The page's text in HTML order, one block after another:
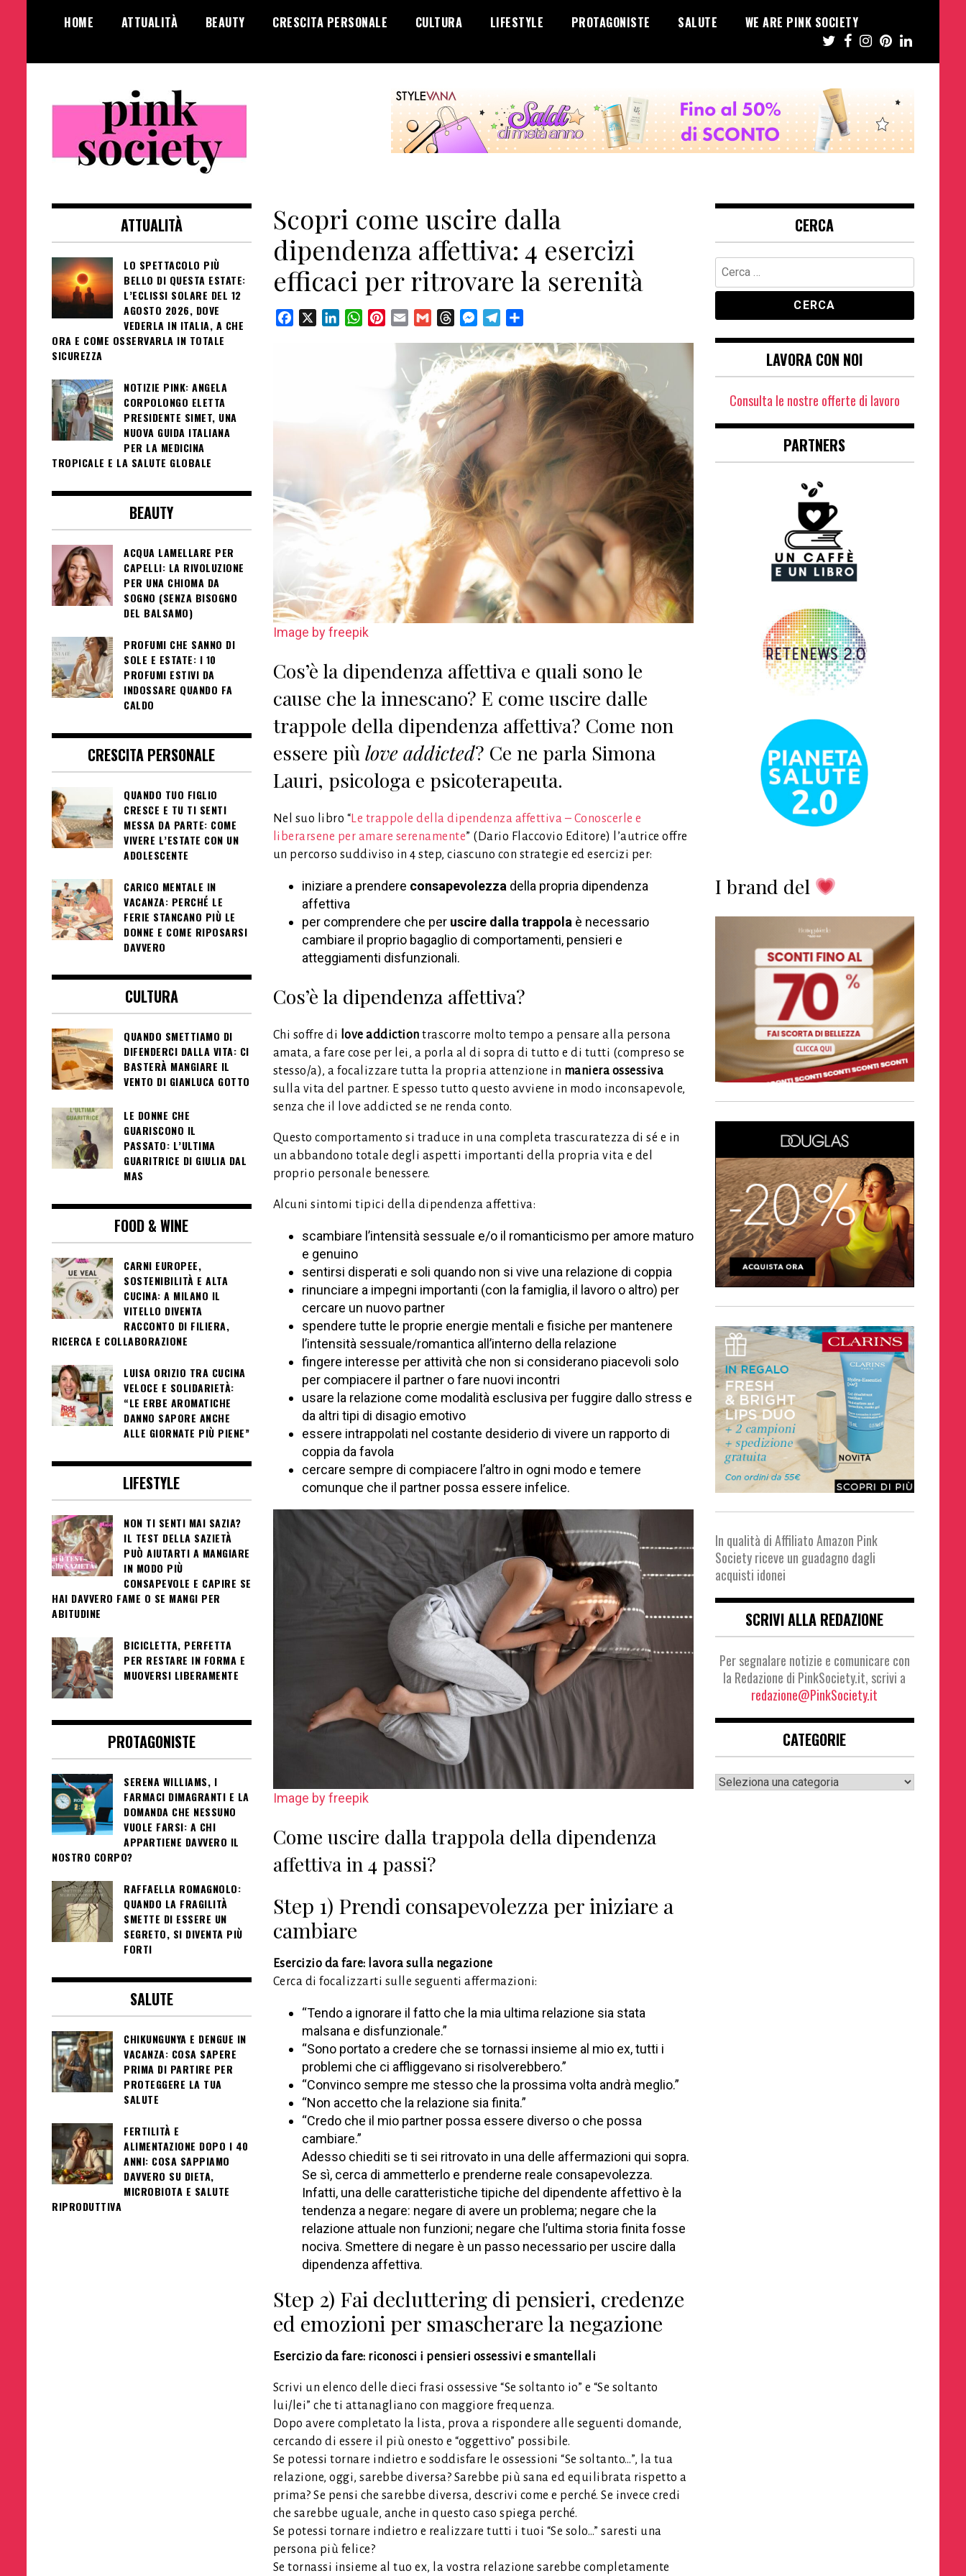
HOME ATTUALITÀ BEAUTY CRESCITA PERSONALE CULTURA LIFESTYLE PROTAGONISTE SALUTE WE ARE PINK SOCIETY
Pink Society
femminile
Scopri come uscire dalla
dipendenza affettiva: 4 esercizi
efficaci per ritrovare la serenità
Facebook LinkedInWhatsAppPinterest
Email Gmail ThreadsMessenger
Telegram
Image by freepik
Cos’è la dipendenza affettiva e quali sono le
cause che la innescano? E come uscire dalle
trappole della dipendenza affettiva? Come non
essere piùlove addicted? Ce ne parla Simona
Lauri, psicologa e psicoterapeuta.
Nel suo libro “Le trappole della dipendenza affettiva – Conoscerle e
liberarsene per amare serenamente” (Dario Flaccovio Editore) l’autrice offre
un percorso suddiviso in 4 step, ciascuno con strategie ed esercizi per:
iniziare a prendere consapevolezza della propria dipendenza
affettiva
per comprendere che per uscire dalla trappola è necessario
cambiare il proprio bagaglio di comportamenti, pensieri e
atteggiamenti disfunzionali.
Cos’è la dipendenza affettiva?
Chi soffre di love addiction trascorre molto tempo a pensare alla persona
amata, a fare cose per lei, a porla al di sopra di tutto e di tutti (compreso se
stesso/a), a focalizzare tutta la propria attenzione in maniera ossessiva
sulla vita del partner. E spesso tutto questo avviene in modo inconsapevole,
senza che il love addicted se ne renda conto.
Questo comportamento si traduce in una completa trascuratezza di sé e in
un abbandono totale degli aspetti importanti della propria vita e del
proprio personale benessere.
Alcuni sintomi tipici della dipendenza affettiva:
scambiare l’intensità sessuale e/o il romanticismo per amore maturo
e genuino
sentirsi disperati e soli quando non si vive una relazione di coppia
rinunciare a impegni importanti (con la famiglia, il lavoro o altro) per
cercare un nuovo partner
spendere tutte le proprie energie mentali e fisiche per mantenere
l’intensità sessuale/romantica all’interno della relazione
fingere interesse per attività che non si considerano piacevoli solo
per compiacere il partner o fare nuovi incontri
usare la relazione come modalità esclusiva per fuggire dallo stress e
da altri tipi di disagio emotivo
essere intrappolati nel costante desiderio di vivere un rapporto di
coppia da favola
cercare sempre di compiacere l’altro in ogni modo e temere
comunque che il partner possa essere infelice.
Image by freepik
Come uscire dalla trappola della dipendenza
affettiva in 4 passi?
Step 1) Prendi consapevolezza per iniziare a
cambiare
Esercizio da fare: lavora sulla negazione
Cerca di focalizzarti sulle seguenti affermazioni:
“Tendo a ignorare il fatto che la mia ultima relazione sia stata
malsana e disfunzionale.”
“Sono portato a credere che se tornassi insieme al mio ex, tutti i
problemi che ci affliggevano si risolverebbero.”
“Convinco sempre me stesso che la prossima volta andrà meglio.”
“Non accetto che la relazione sia finita.”
“Credo che il mio partner possa essere diverso o che possa
cambiare.”
Adesso chiediti se ti sei ritrovato in una delle affermazioni qui sopra.
Se sì, cerca di ammetterlo e prenderne reale consapevolezza.
Infatti, una delle caratteristiche tipiche del dipendente affettivo è la
tendenza a negare: negare di avere un problema; negare che la
relazione attuale non funzioni; negare che l’ultima storia finita fosse
nociva. Smettere di negare è un passo necessario per uscire dalla
dipendenza affettiva.
Step 2) Fai decluttering di pensieri, credenze
ed emozioni per smascherare la negazione
Esercizio da fare: riconosci i pensieri ossessivi e smantellali
Scrivi un elenco delle dieci frasi ossessive “Se soltanto io” e “Se soltanto
lui/lei” che ti attanagliano con maggiore frequenza.
Dopo avere completato la lista, prova a rispondere alle seguenti domande,
cercando di essere il più onesto e “oggettivo” possibile.
Se potessi tornare indietro e soddisfare le ossessioni “Se soltanto…”, la tua
relazione, oggi, sarebbe diversa? Sarebbe più sana ed equilibrata rispetto a
prima? Se pensi che sarebbe diversa, descrivi come e perché. Se invece credi
che sarebbe uguale, anche in questo caso spiega perché.
Se potessi tornare indietro e realizzare tutti i tuoi “Se solo…” saresti una
persona più felice?
Se tornassi insieme al tuo ex, la vostra relazione sarebbe completamente
ATTUALITÀ
LO SPETTACOLO PIÙ
BELLO DI QUESTA ESTATE:
L’ECLISSI SOLARE DEL 12
AGOSTO 2026, DOVE
VEDERLA IN ITALIA, A CHE
ORA E COME OSSERVARLA IN TOTALE
SICUREZZA
NOTIZIE PINK: ANGELA
CORPOLONGO ELETTA
PRESIDENTE SIMET, UNA
NUOVA GUIDA ITALIANA
PER LA MEDICINA
TROPICALE E LA SALUTE GLOBALE
BEAUTY
ACQUA LAMELLARE PER
CAPELLI: LA RIVOLUZIONE
PER UNA CHIOMA DA
SOGNO (SENZA BISOGNO
DEL BALSAMO)
PROFUMI CHE SANNO DI
SOLE E ESTATE: I 10
PROFUMI ESTIVI DA
INDOSSARE QUANDO FA
CALDO
CRESCITA PERSONALE
QUANDO TUO FIGLIO
CRESCE E TU TI SENTI
MESSA DA PARTE: COME
VIVERE L’ESTATE CON UN
ADOLESCENTE
CARICO MENTALE IN
VACANZA: PERCHÉ LE
FERIE STANCANO PIÙ LE
DONNE E COME RIPOSARSI
DAVVERO
CULTURA
QUANDO SMETTIAMO DI
DIFENDERCI DALLA VITA: CI
BASTERÀ MANGIARE IL
VENTO DI GIANLUCA GOTTO
LE DONNE CHE
GUARISCONO IL
PASSATO: L’ULTIMA
GUARITRICE DI GIULIA DAL
MAS
FOOD & WINE
CARNI EUROPEE,
SOSTENIBILITÀ E ALTA
CUCINA: A MILANO IL
VITELLO DIVENTA
RACCONTO DI FILIERA,
RICERCA E COLLABORAZIONE
LUISA ORIZIO TRA CUCINA
VELOCE E SOLIDARIETÀ:
“LE ERBE AROMATICHE
DANNO SAPORE ANCHE
ALLE GIORNATE PIÙ PIENE”
LIFESTYLE
NON TI SENTI MAI SAZIA?
IL TEST DELLA SAZIETÀ
PUÒ AIUTARTI A MANGIARE
IN MODO PIÙ
CONSAPEVOLE E CAPIRE SE
HAI DAVVERO FAME O SE MANGI PER
ABITUDINE
BICICLETTA, PERFETTA
PER RESTARE IN FORMA E
MUOVERSI LIBERAMENTE
PROTAGONISTE
SERENA WILLIAMS, I
FARMACI DIMAGRANTI E LA
DOMANDA CHE NESSUNO
VUOLE FARSI: A CHI
APPARTIENE DAVVERO IL
NOSTRO CORPO?
RAFFAELLA ROMAGNOLO:
QUANDO LA FRAGILITÀ
SMETTE DI ESSERE UN
SEGRETO, SI DIVENTA PIÙ
FORTI
SALUTE
CHIKUNGUNYA E DENGUE IN
VACANZA: COSA SAPERE
PRIMA DI PARTIRE PER
PROTEGGERE LA TUA
SALUTE
FERTILITÀ E
ALIMENTAZIONE DOPO I 40
ANNI: COSA SAPPIAMO
DAVVERO SU DIETA,
MICROBIOTA E SALUTE
RIPRODUTTIVA
CERCA
Ricerca
per:
LAVORA CON NOI
Consulta le nostre offerte di lavoro
PARTNERS
I brand del
In qualità di Affiliato Amazon Pink
Society riceve un guadagno dagli
acquisti idonei
SCRIVI ALLA REDAZIONE
Per segnalare notizie e comunicare con
la Redazione di PinkSociety.it, scrivi a
redazione@PinkSociety.it
CATEGORIE
Categorie